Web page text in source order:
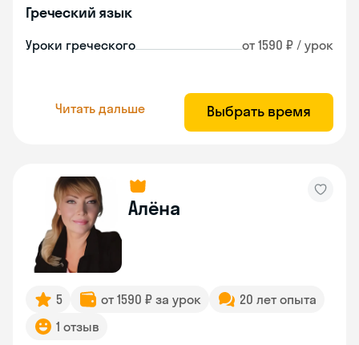
Греческий язык
Уроки греческого от 1590 ₽ / урок
Читать дальше Выбрать время
Алёна
5 от 1590 ₽ за урок
20 лет опыта
1 отзыв